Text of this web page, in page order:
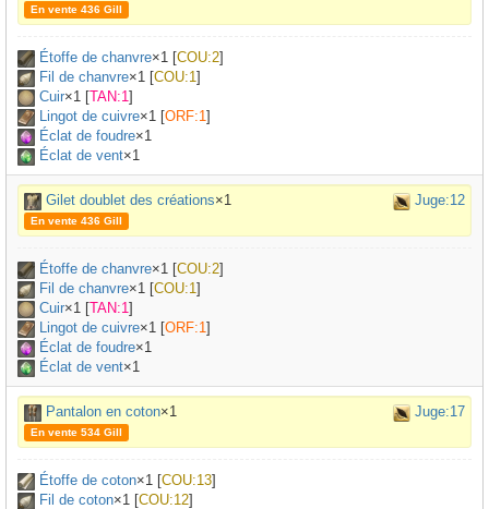
En vente 436 Gill
Étoffe de chanvre×1 [COU:2]
Fil de chanvre×1 [COU:1]
Cuir×1 [TAN:1]
Lingot de cuivre×1 [ORF:1]
Éclat de foudre×1
Éclat de vent×1
Gilet doublet des créations×1 Juge:12
En vente 436 Gill
Étoffe de chanvre×1 [COU:2]
Fil de chanvre×1 [COU:1]
Cuir×1 [TAN:1]
Lingot de cuivre×1 [ORF:1]
Éclat de foudre×1
Éclat de vent×1
Pantalon en coton×1 Juge:17
En vente 534 Gill
Étoffe de coton×1 [COU:13]
Fil de coton×1 [COU:12]